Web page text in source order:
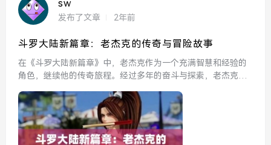
sw
发布了文章 2年前
斗罗大陆新篇章：老杰克的传奇与冒险故事
在《斗罗大陆新篇章》中，老杰克作为一个充满智慧和经验的
角色，继续他的传奇旅程。经过多年的奋斗与探索，老杰克不
为了一代宗师。在这一篇章中，老杰克将面临前所未有的挑战
与诱惑，...